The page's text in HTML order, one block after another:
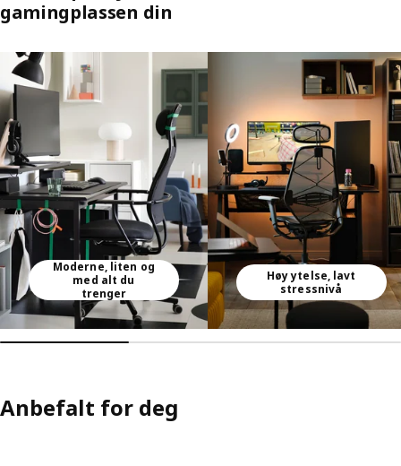
gamingplassen din
Hopp over oppføring
Moderne, liten og
med alt du
trenger
Høy ytelse, lavt
stressnivå
Anbefalt for deg